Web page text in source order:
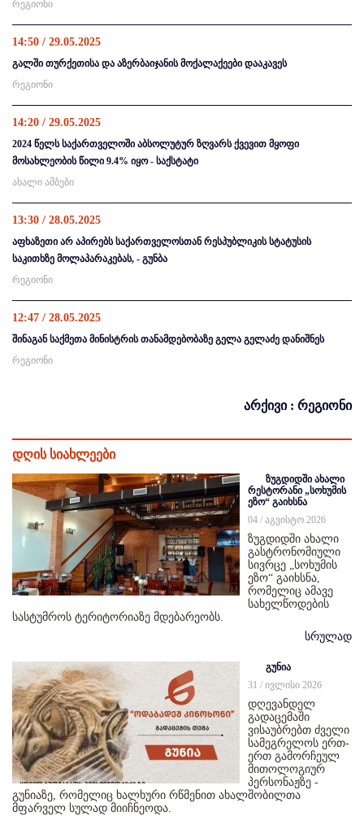
რეგიონი
14:50 / 29.05.2025
გალში თურქეთისა და აზერბაიჯანის მოქალაქეები დააკავეს
რეგიონი
14:20 / 29.05.2025
2024 წელს საქართველოში აბსოლუტურ ზღვარს ქვევით მყოფი
მოსახლეობის წილი 9.4% იყო - საქსტატი
ახალი ამბები
13:30 / 28.05.2025
აფხაზეთი არ აპირებს საქართველოსთან რესპუბლიკის სტატუსის
საკითხზე მოლაპარაკებას, - გუნბა
რეგიონი
12:47 / 28.05.2025
შინაგან საქმეთა მინისტრის თანამდებობაზე გელა გელაძე დანიშნეს
რეგიონი
არქივი : რეგიონი
დღის სიახლეები
ზუგდიდში ახალი
რესტორანი „სოხუმის
ეზო“ გაიხსნა
04 / აგვისტო 2026
ზუგდიდში ახალი
გასტრონომიული
სივრცე „სოხუმის
ეზო“ გაიხსნა,
რომელიც ამავე
სახელწოდების
სასტუმროს ტერიტორიაზე მდებარეობს.
სრულად
გუნია
31 / ივლისი 2026
დღევანდელ
გადაცემაში
ვისაუბრებთ ძველი
სამეგრელოს ერთ-
ერთ გამორჩეულ
მითოლოგიურ
პერსონაჟზე -
გუნიაზე, რომელიც ხალხური რწმენით ახალშობილთა
მფარველ სულად მიიჩნეოდა.